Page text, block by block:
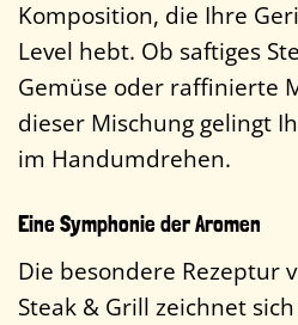
Komposition, die Ihre
Level hebt. Ob saftiges
Gemüse oder raffinierte
dieser Mischung gelingt
im Handumdrehen.
Eine Symphonie der Aromen
Die besondere Rezeptur
Steak & Grill zeichnet